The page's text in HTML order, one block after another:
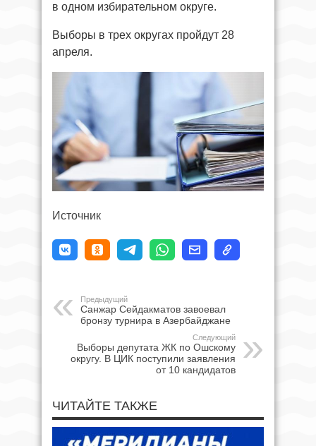
в одном избирательном округе.
Выборы в трех округах пройдут 28
апреля.
Источник
Предыдущий
Санжар Сейдакматов завоевал
бронзу турнира в Азербайджане
Следующий
Выборы депутата ЖК по Ошскому
округу. В ЦИК поступили заявления
от 10 кандидатов
ЧИТАЙТЕ ТАКЖЕ